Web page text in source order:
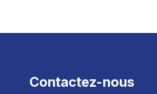
Contactez-nous